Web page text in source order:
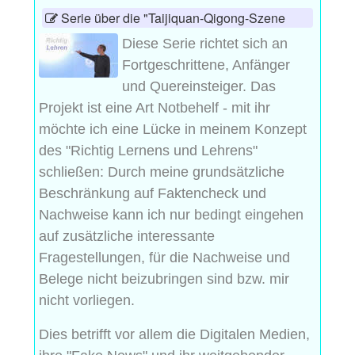
Serie über die "Taijiquan-Qigong-Szene
Diese Serie richtet sich an
Fortgeschrittene, Anfänger
und Quereinsteiger. Das
Projekt ist eine Art Notbehelf - mit ihr
möchte ich eine Lücke in meinem Konzept
des "Richtig Lernens und Lehrens"
schließen: Durch meine grundsätzliche
Beschränkung auf Faktencheck und
Nachweise kann ich nur bedingt eingehen
auf zusätzliche interessante
Fragestellungen, für die Nachweise und
Belege nicht beizubringen sind bzw. mir
nicht vorliegen.
Dies betrifft vor allem die Digitalen Medien,